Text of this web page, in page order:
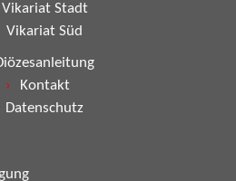
Vikariat Stadt
Vikariat Süd
Kontakt
Datenschutz